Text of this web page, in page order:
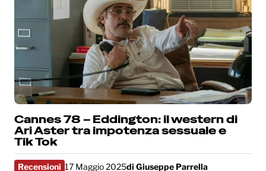
Cannes 78 – Eddington: il western di
Ari Aster tra impotenza sessuale e
Tik Tok
Recensioni 17 Maggio 2025di Giuseppe Parrella